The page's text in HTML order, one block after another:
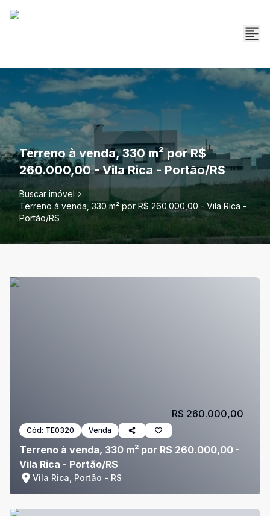
Terreno à venda, 330 m² por R$
260.000,00 - Vila Rica - Portão/RS
Buscar imóvel
Terreno à venda, 330 m² por R$ 260.000,00 - Vila Rica -
Portão/RS
Cód: TE0320 Venda
Terreno à venda, 330 m² por R$ 260.000,00 -
Vila Rica - Portão/RS
Vila Rica, Portão - RS
R$ 260.000,00